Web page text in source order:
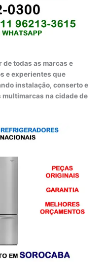
todas as marcas e
e experientes que
instalação, conserto e
na cidade de